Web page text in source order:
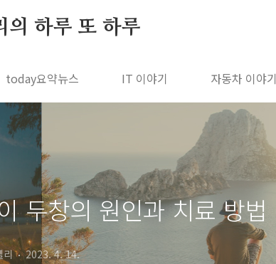
의 하루 또 하루
today요약뉴스 IT 이야기 자동차 이야기
두창의 원인과 치료 방법
리 2023. 4. 14.